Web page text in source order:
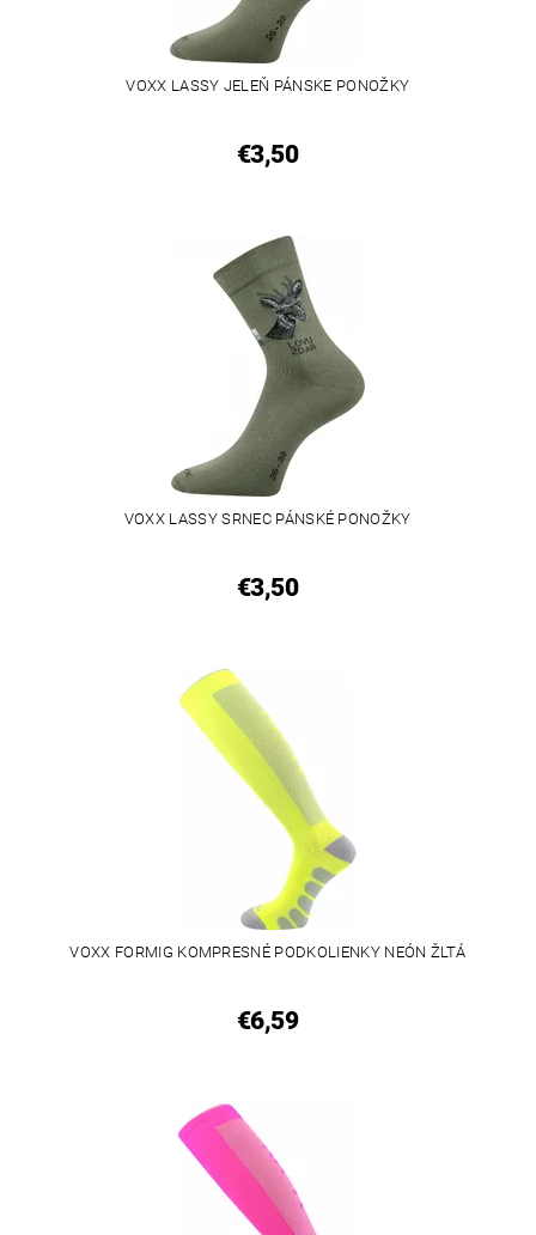
VOXX LASSY JELEŇ PÁNSKE PONOŽKY
€3,50
VOXX LASSY SRNEC PÁNSKÉ PONOŽKY
€3,50
VOXX FORMIG KOMPRESNÉ PODKOLIENKY NEÓN ŽLTÁ
€6,59